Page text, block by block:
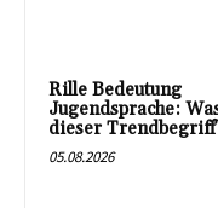
Rille Bedeutung
Jugendsprache:
dieser
05.08.2026